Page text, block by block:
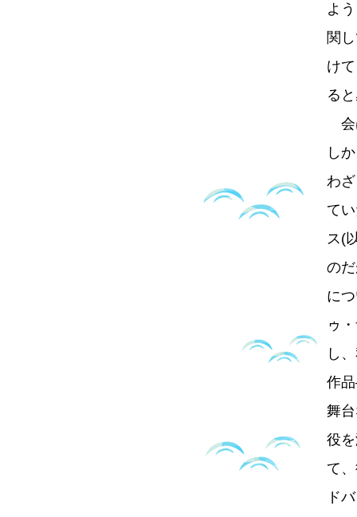
よ
関
け
る
会
し
わ
て
ス(
の
に
ゥ
し
作
舞
役
て
ド